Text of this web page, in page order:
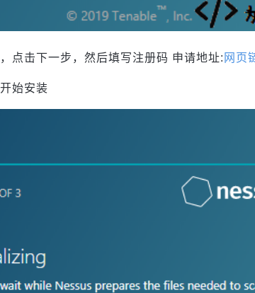
点击下一步，然后填写注册码 申请地址: 网页
始安装